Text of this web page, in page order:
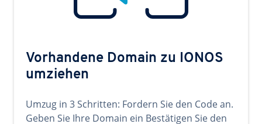
Vorhandene Domain zu IONOS
umziehen
Umzug in 3 Schritten: Fordern Sie den Code an.
Geben Sie Ihre Domain ein Bestätigen Sie den